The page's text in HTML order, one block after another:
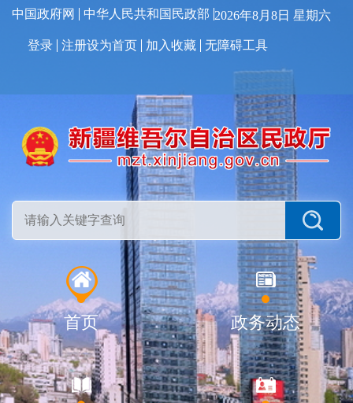
中国政府网 中华人民共和国民政部 2026年8月8日 星期六
登录 注册设为首页 加入收藏 无障碍工具
首页 政务动态